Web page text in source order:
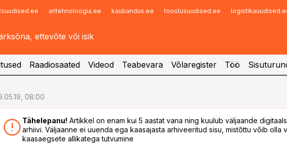
aritehnoloogia.ee kaubandus.ee toostusuudised.ee
Infopank
Raadiosaated Videod Teabevara Võlaregister Töö
08:00
Tähelepanu! Artikkel on enam kui 5 aastat vana ning kuulub väljaande
arhiivi. Väljaanne ei uuenda ega kaasajasta arhiveeritud sisu, mistõttu võib olla
kaasaegsete allikatega tutvumine